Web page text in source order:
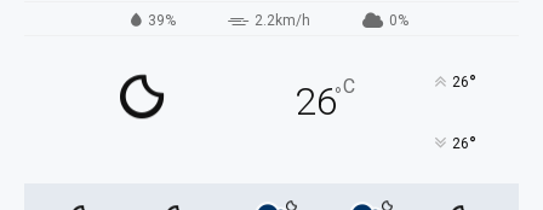
39% 2.2km/h 0%
26°C 26°
26°